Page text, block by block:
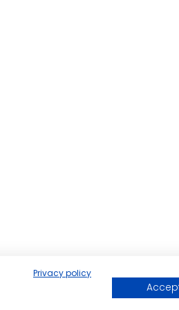
Privacy policy